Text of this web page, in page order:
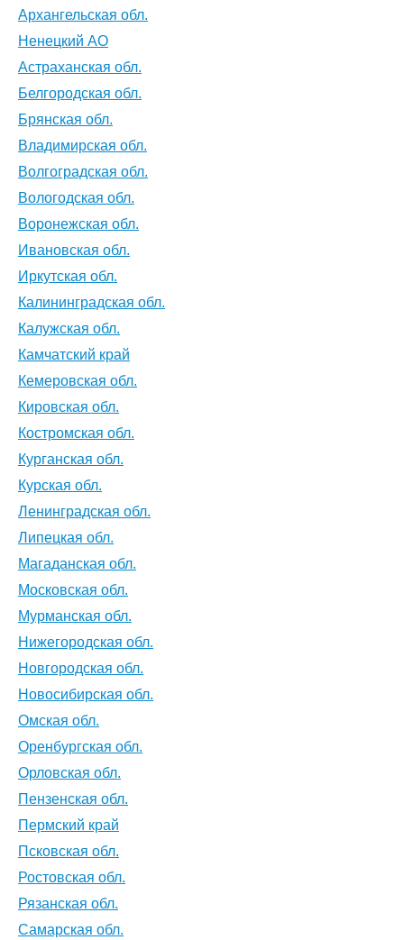
Архангельская обл.
Ненецкий АО
Астраханская обл.
Белгородская обл.
Брянская обл.
Владимирская обл.
Волгоградская обл.
Вологодская обл.
Воронежская обл.
Ивановская обл.
Иркутская обл.
Калининградская обл.
Калужская обл.
Камчатский край
Кемеровская обл.
Кировская обл.
Костромская обл.
Курганская обл.
Курская обл.
Ленинградская обл.
Липецкая обл.
Магаданская обл.
Московская обл.
Мурманская обл.
Нижегородская обл.
Новгородская обл.
Новосибирская обл.
Омская обл.
Оренбургская обл.
Орловская обл.
Пензенская обл.
Пермский край
Псковская обл.
Ростовская обл.
Рязанская обл.
Самарская обл.